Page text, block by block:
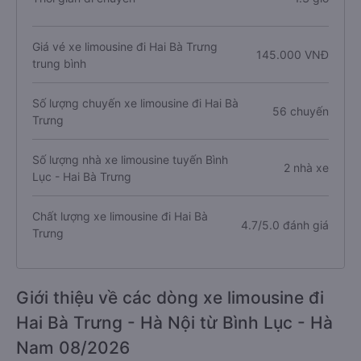
Giá vé xe limousine đi Hai Bà Trưng
trung bình
145.000 VNĐ
Số lượng chuyến xe limousine đi Hai Bà
Trưng
56 chuyến
Số lượng nhà xe limousine tuyến Bình
Lục - Hai Bà Trưng
2 nhà xe
Chất lượng xe limousine đi Hai Bà
Trưng
4.7/5.0 đánh giá
Giới thiệu về các dòng xe limousine đi
Hai Bà Trưng - Hà Nội từ Bình Lục - Hà
Nam 08/2026